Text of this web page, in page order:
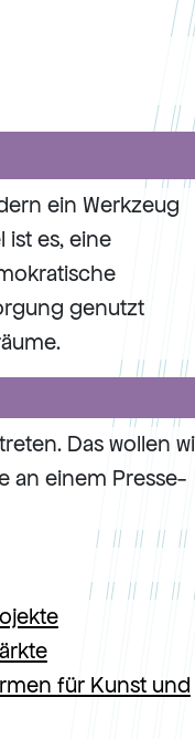
ein Werkzeug
ist es, eine
genutzt
Das wollen
an einem Presse-
für Kunst und